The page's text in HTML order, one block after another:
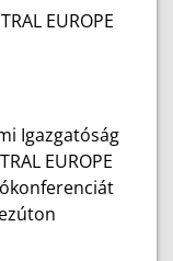
EUROPE
Igazgatóság
EUROPE